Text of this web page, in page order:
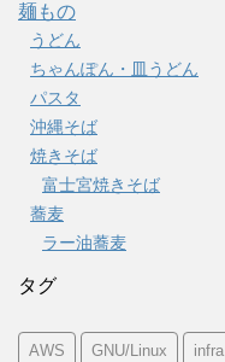
麺もの
うどん
ちゃんぽん・皿うどん
パスタ
沖縄そば
焼きそば
富士宮焼きそば
蕎麦
ラー油蕎麦
タグ
AWS GNU/Linux infra